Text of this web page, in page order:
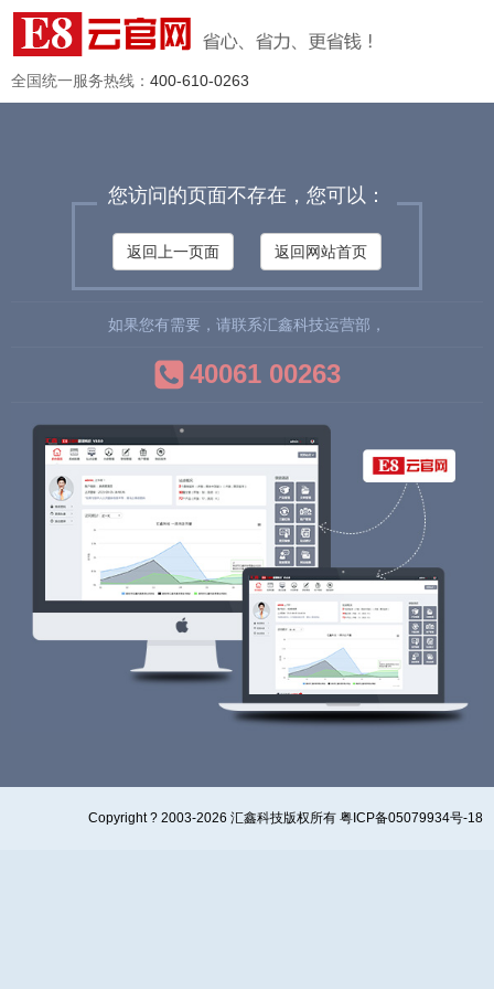
全国统一服务热线： 400-610-0263
您访问的页面不存在，您可以：
返回上一页面 返回网站首页
如果您有需要，请联系汇鑫科技运营部，
40061 00263
Copyright ? 2003-2026 汇鑫科技版权所有 粤ICP备05079934号-18